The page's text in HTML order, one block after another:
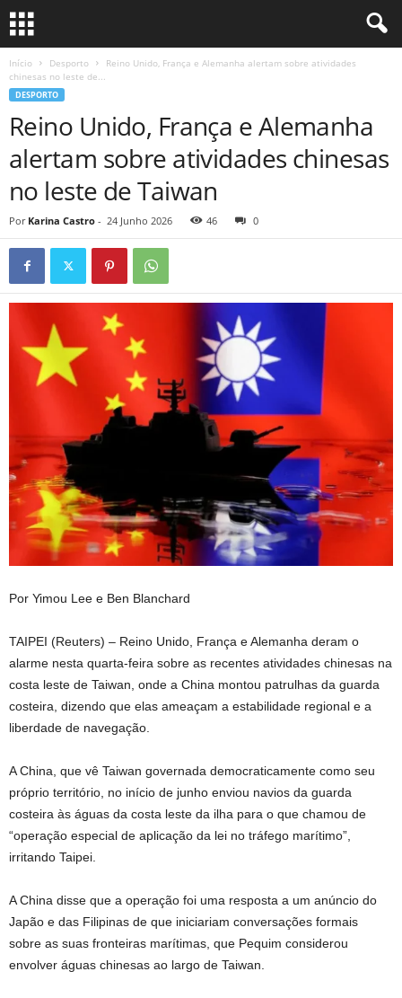
Início Desporto
Reino Unido, França e Alemanha alertam sobre atividades
chinesas no leste de...
DESPORTO
Reino Unido, França e Alemanha
alertam sobre atividades chinesas
no leste de Taiwan
Por Karina Castro - 24 Junho 2026 46 0
Por Yimou Lee e Ben Blanchard
TAIPEI (Reuters) – Reino Unido, França e Alemanha deram o
alarme nesta quarta-feira sobre as recentes atividades chinesas na
costa leste de Taiwan, onde ‌a China montou patrulhas da guarda
costeira, dizendo que elas ameaçam a estabilidade regional e a
liberdade de navegação.
A China, ‌que vê Taiwan governada democraticamente como seu
próprio território, no início de junho enviou navios da guarda
costeira às águas da costa leste da ilha para o que chamou de
“operação especial de aplicação da lei no tráfego marítimo”,
irritando Taipei.
A China disse que a operação foi uma resposta a um anúncio do
Japão e das Filipinas de que iniciariam conversações formais
sobre as suas fronteiras marítimas, que Pequim considerou
envolver águas chinesas ao largo de Taiwan.